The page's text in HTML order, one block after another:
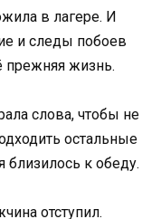
в лагере. И
и следы побоев
прежняя жизнь.
слова, чтобы не
остальные
к обеду.
отступил.